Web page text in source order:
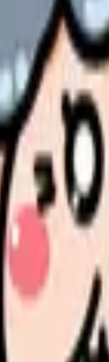
持とキャリア継続のた
、具体的な負担軽減
勤に従事する助産師の
方